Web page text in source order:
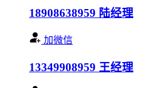
18908638959 陆经理
加微信
13349908959 王经理